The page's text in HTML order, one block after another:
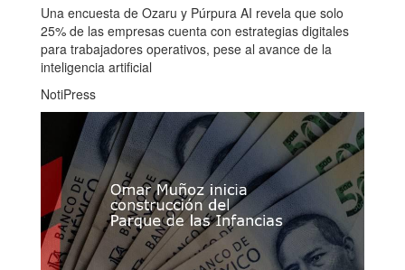
Una encuesta de Ozaru y Púrpura AI revela que solo
25% de las empresas cuenta con estrategias digitales
para trabajadores operativos, pese al avance de la
inteligencia artificial
NotiPress